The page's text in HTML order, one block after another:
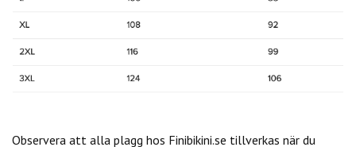
Observera att alla plagg hos Finibikini.se tillverkas när du